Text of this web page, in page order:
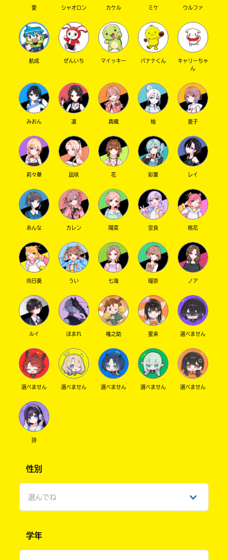
愛 シャオロン カケル ミケ ウルファ
航成 ぜんいち マイッキー バナナくん
キャリーちゃ
ん
みおん 凛 真織 柚 亜子
莉々華 凪咲 花 彩葉 レイ
あんな カレン 陽菜 空良 桃花
向日葵 うい 七海 瑠奈 ノア
ルイ ほまれ 権之助 星来 選べません
選べません 選べません 選べません 選べません 選べません
詩
性別
選んでね
学年